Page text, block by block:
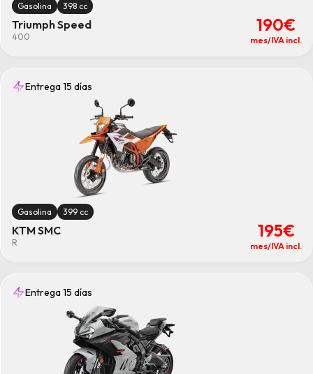
Gasolina 398 cc
Triumph Speed
400
190€
mes/IVA incl.
Entrega 15 días
Gasolina 399 cc
KTM SMC
R
195€
mes/IVA incl.
Entrega 15 días